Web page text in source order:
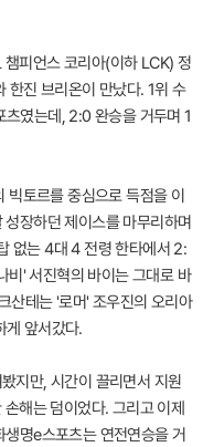
피언스 코리아(이하 LCK) 정
한진 브리온이 만났다. 1위 수
였는데, 2:0 완승을 거두며 1
빅토르를 중심으로 득점을 이
장하던 제이스를 마무리하며
없는 4대 4 전령 한타에서 2:
비' 서진혁의 바이는 그대로 바
산테는 '로머' 조우진의 오리아
게 앞서갔다.
지만, 시간이 끌리면서 지원
해는 덤이었다. 그리고 이제
명e스포츠는 연전연승을 거